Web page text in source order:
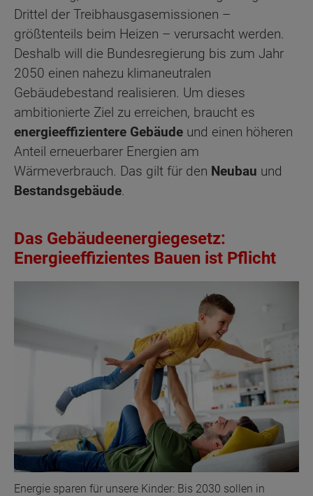
Drittel der Treibhausgasemissionen –
größtenteils beim Heizen – verursacht werden.
Deshalb will die Bundesregierung bis zum Jahr
2050 einen nahezu klimaneutralen
Gebäudebestand realisieren. Um dieses
ambitionierte Ziel zu erreichen, braucht es
energieeffizientere Gebäude und einen höheren
Anteil erneuerbarer Energien am
Wärmeverbrauch. Das gilt für den Neubau und
Bestandsgebäude.
Das Gebäudeenergiegesetz:
Energieeffizientes Bauen ist Pflicht
Energie sparen für unsere Kinder: Bis 2030 sollen in